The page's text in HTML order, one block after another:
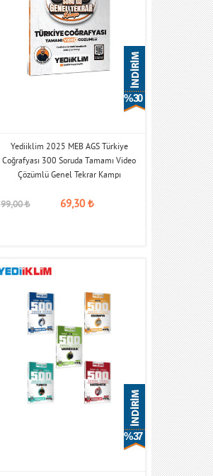
% 30
Yediiklim 2025 MEB AGS Türkiye
Coğrafyası 300 Soruda Tamamı Video
Çözümlü Genel Tekrar Kampı
99,00₺ 69,30₺
% 37